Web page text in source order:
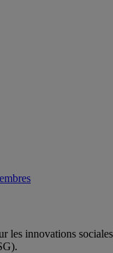
les innovations